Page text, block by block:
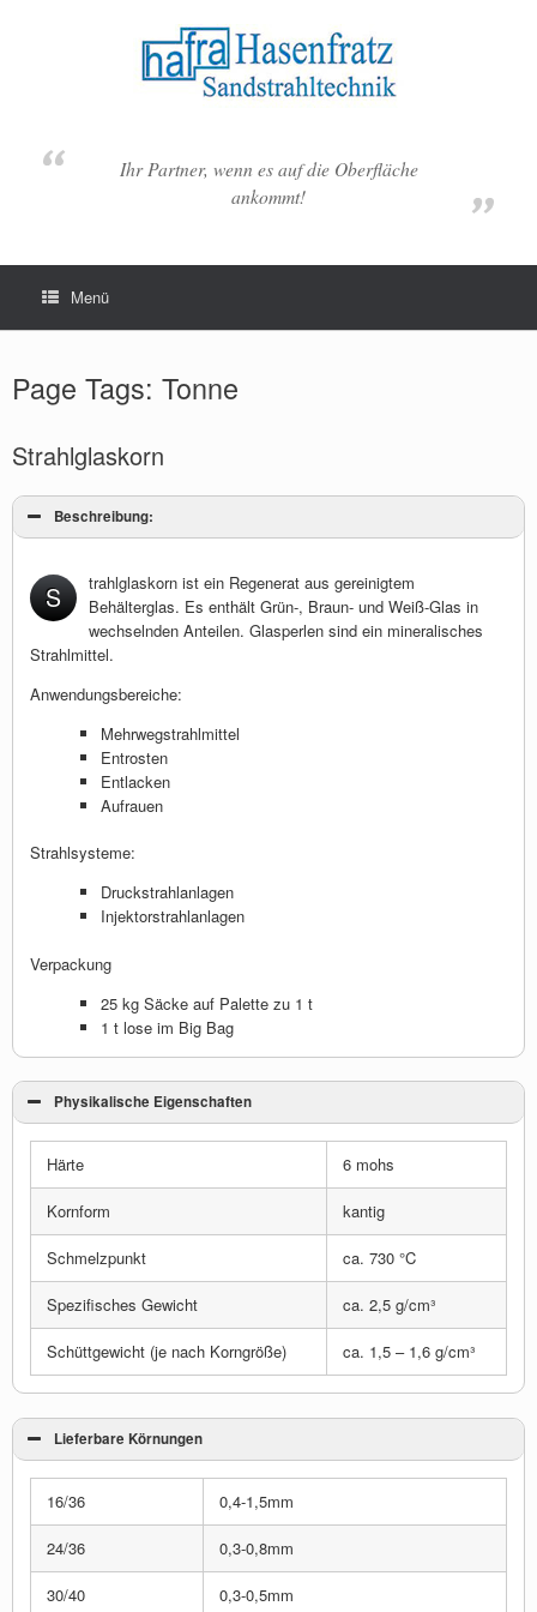
Ihr Partner, wenn es auf die Oberfläche
ankommt!
Menü
Page Tags: Tonne
Strahlglaskorn
Beschreibung:
S
trahlglaskorn ist ein Regenerat aus gereinigtem
Behälterglas. Es enthält Grün-, Braun- und Weiß-Glas in
wechselnden Anteilen. Glasperlen sind ein mineralisches
Strahlmittel.
Anwendungsbereiche:
Mehrwegstrahlmittel
Entrosten
Entlacken
Aufrauen
Strahlsysteme:
Druckstrahlanlagen
Injektorstrahlanlagen
Verpackung
25 kg Säcke auf Palette zu 1 t
1 t lose im Big Bag
Physikalische Eigenschaften
Härte 6 mohs
Kornform kantig
Schmelzpunkt ca. 730 °C
Spezifisches Gewicht ca. 2,5 g/cm³
Schüttgewicht (je nach Korngröße) ca. 1,5 – 1,6 g/cm³
Lieferbare Körnungen
16/36 0,4-1,5mm
24/36 0,3-0,8mm
30/40 0,3-0,5mm